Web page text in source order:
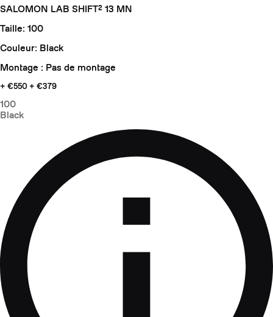
SALOMON LAB SHIFT² 13 MN
Taille: 100
Couleur: Black
Montage : Pas de montage
+ €550 + €379
100
Black